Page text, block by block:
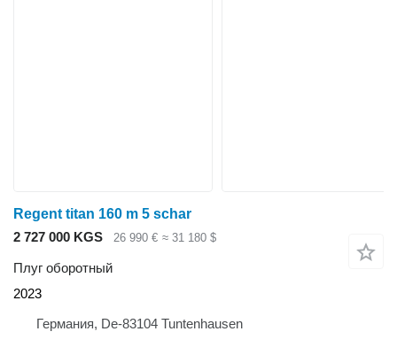
Regent titan 160 m 5 schar
2 727 000 KGS
26 990 € ≈ 31 180 $
Плуг оборотный
2023
Германия, De-83104 Tuntenhausen